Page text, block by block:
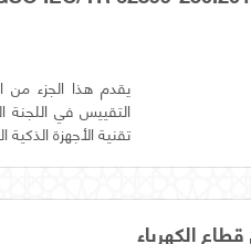
تقنية الأجهزة الذكية
الكهرباء